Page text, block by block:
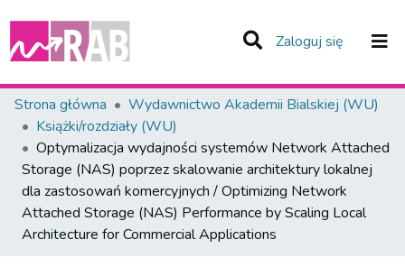
Zaloguj się (current)
Zespoły i Kolekcje
Statystyka
Całe Repozytorium
Strona główna
Wydawnictwo Akademii Bialskiej (WU)
Książki/rozdziały (WU)
Optymalizacja wydajności systemów Network Attached
Storage (NAS) poprzez skalowanie architektury lokalnej
dla zastosowań komercyjnych / Optimizing Network
Attached Storage (NAS) Performance by Scaling Local
Architecture for Commercial Applications